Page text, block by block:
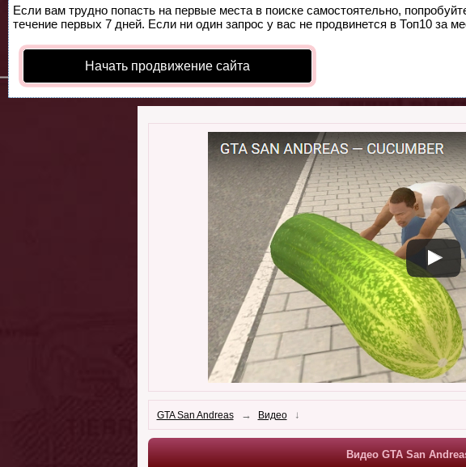
Если вам трудно попасть на первые места в поиске самостоятельно,
течение первых 7 дней. Если ни один запрос у вас не продвинется в Топ10 за
Начать продвижение сайта
GTA San Andreas → Видео ↓
Видео GTA San